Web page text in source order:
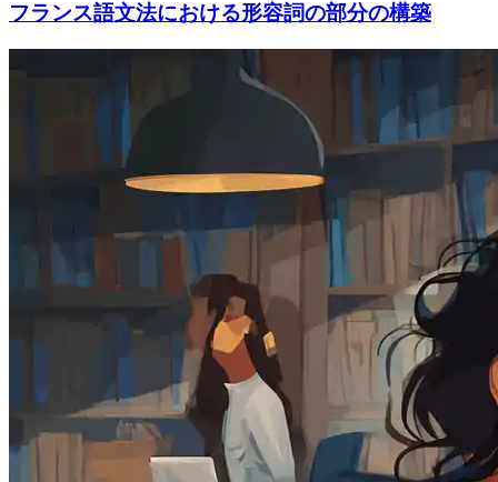
フランス語文法における形容詞の部分の構築